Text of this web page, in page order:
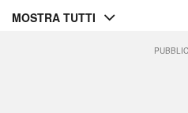
MOSTRA TUTTI